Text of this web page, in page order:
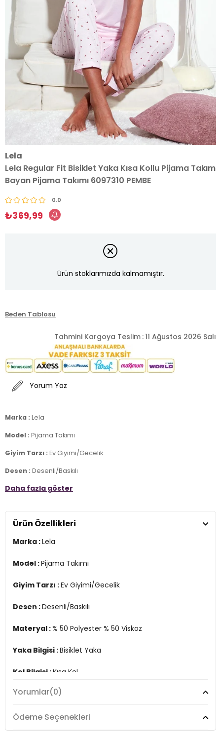
Lela
Lela Regular Fit Bisiklet Yaka Kısa Kollu Pijama Takım
Bayan Pijama Takımı 6097310 PEMBE
0.0
₺369,99
Ürün stoklarımızda kalmamıştır.
Beden Tablosu
Tahmini Kargoya Teslim :11 Ağustos 2026 Salı
Yorum Yaz
Marka : Lela
Model : Pijama Takımı
Giyim Tarzı : Ev Giyimi/Gecelik
Desen : Desenli/Baskılı
Materyal :% 50 Polyester % 50 Viskoz
Kol Bilgisi :Kısa Kol
Kalıp Bilgisi : Regular Fit
Manken Ölçüsü :
Boy : 1.80 cm / Göğüs : 80 cm / Bel : 60 cm /
Basen : 89 cm / Beden : S
Üretim Yeri :Türkiye
Daha fazla göster
Ürün Özellikleri
Marka :Lela
Model :Pijama Takımı
Giyim Tarzı :Ev Giyimi/Gecelik
Desen :Desenli/Baskılı
Materyal :% 50 Polyester % 50 Viskoz
Yaka Bilgisi :Bisiklet Yaka
Kol Bilgisi :Kısa Kol
Kalıp Bilgisi :Regular Fit
Manken Ölçüsü :Boy : 1.80 cm / Göğüs : 80 cm / Bel :
Yorumlar(0)
Ödeme Seçenekleri